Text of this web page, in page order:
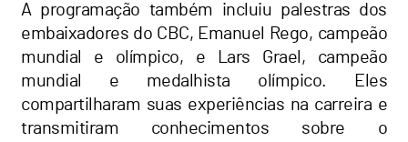
A programação também incluiu palestras dos
embaixadores do CBC, Emanuel Rego, campeão
mundial e olímpico, e Lars Grael, campeão
mundial e medalhista olímpico. Eles
compartilharam suas experiências na carreira e
transmitiram conhecimentos sobre o